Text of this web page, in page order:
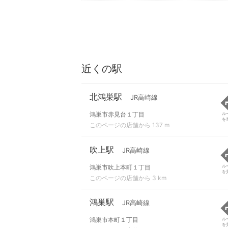
近くの駅
北鴻巣駅 JR高崎線
鴻巣市赤見台１丁目
このページの店舗から 137 m
ル
を
吹上駅 JR高崎線
鴻巣市吹上本町１丁目
このページの店舗から 3 km
ル
を
鴻巣駅 JR高崎線
鴻巣市本町１丁目
ル
を